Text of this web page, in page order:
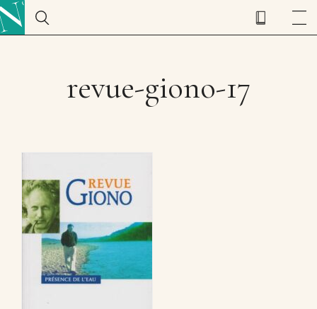
revue-giono-17